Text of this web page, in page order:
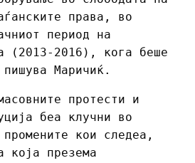
права, во
период на
(2013-2016), кога беше
Маричиќ.
протести и
беа клучни во
кои следеа,
која презема